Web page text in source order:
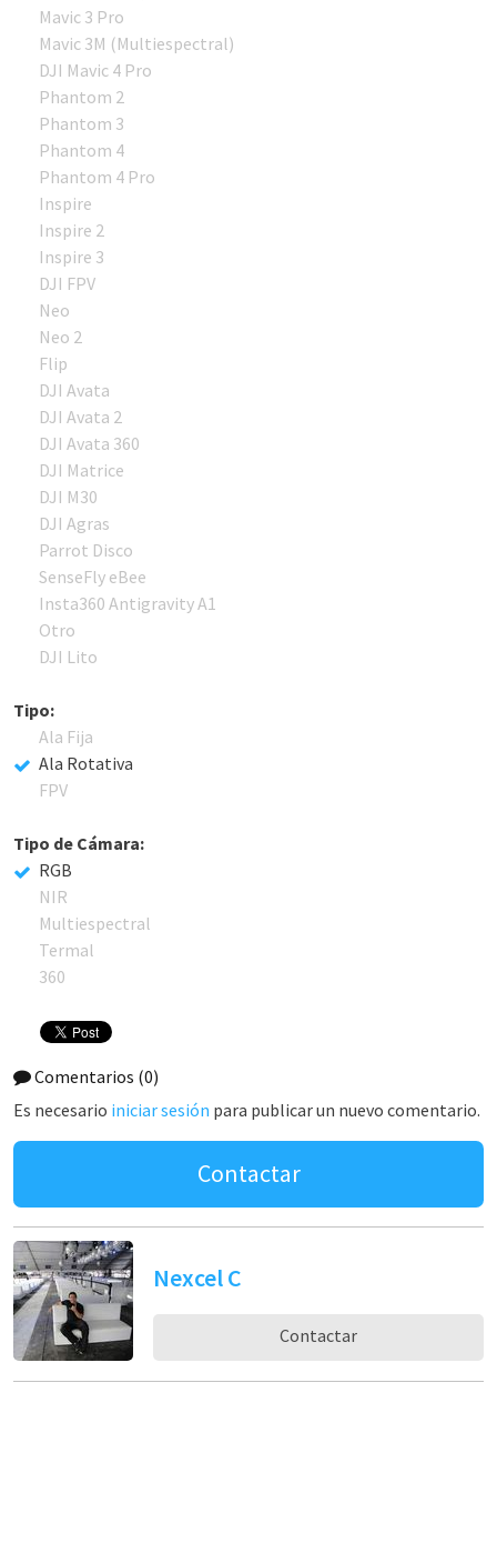
Mavic 3 Pro
Mavic 3M (Multiespectral)
DJI Mavic 4 Pro
Phantom 2
Phantom 3
Phantom 4
Phantom 4 Pro
Inspire
Inspire 2
Inspire 3
DJI FPV
Neo
Neo 2
Flip
DJI Avata
DJI Avata 2
DJI Avata 360
DJI Matrice
DJI M30
DJI Agras
Parrot Disco
SenseFly eBee
Insta360 Antigravity A1
Otro
DJI Lito
Tipo:
Ala Fija
Ala Rotativa
FPV
Tipo de Cámara:
RGB
NIR
Multiespectral
Termal
360
Comentarios (0)
Es necesario iniciar sesión para publicar un nuevo comentario.
Contactar
Nexcel C
Contactar